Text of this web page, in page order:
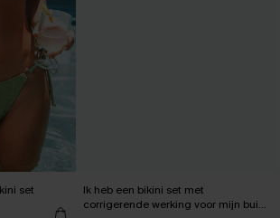
set
Ik heb een bikini set met
corrigerende werking voor mijn buik